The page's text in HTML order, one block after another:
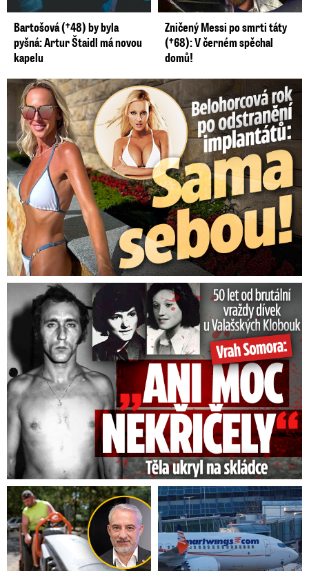
Bartošová (†48) by byla
pyšná: Artur Štaidl má novou
kapelu
Zničený Messi po smrti táty
(†68): V černém spěchal
domů!
Belohorcová rok po odstranění implantátů: Konečně sama sebou
50 let od běsnění Somory: Těla dívek vrah ukryl na skládce